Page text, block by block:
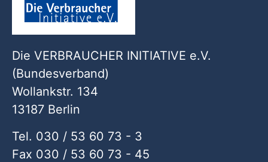
Die VERBRAUCHER INITIATIVE e.V.
(Bundesverband)
Wollankstr. 134
13187 Berlin
Tel. 030 / 53 60 73 - 3
Fax 030 / 53 60 73 - 45